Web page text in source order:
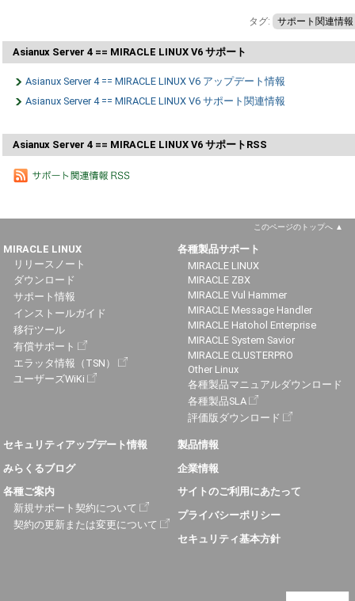
タグ: サポート関連情報
Asianux Server 4 == MIRACLE LINUX V6 サポート
Asianux Server 4 == MIRACLE LINUX V6 アップデート情報
Asianux Server 4 == MIRACLE LINUX V6 サポート関連情報
Asianux Server 4 == MIRACLE LINUX V6 サポートRSS
このページのトップへ
MIRACLE LINUX
リリースノート
ダウンロード
サポート情報
インストールガイド
移行ツール
有償サポート
エラッタ情報（TSN）
ユーザーズWiKi
各種製品サポート
MIRACLE LINUX
MIRACLE ZBX
MIRACLE Vul Hammer
MIRACLE Message Handler
MIRACLE Hatohol Enterprise
MIRACLE System Savior
MIRACLE CLUSTERPRO
Other Linux
各種製品マニュアルダウンロード
各種製品SLA
評価版ダウンロード
セキュリティアップデート情報
みらくるブログ
各種ご案内
新規サポート契約について
契約の更新または変更について
製品情報
企業情報
サイトのご利用にあたって
プライバシーポリシー
セキュリティ基本方針